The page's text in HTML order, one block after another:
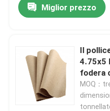
Miglior prezzo
Il
4.75x5
fodera
MOQ：